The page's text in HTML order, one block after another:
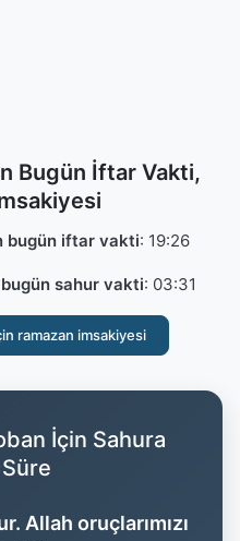
Bugün İftar Vakti,
bugün iftar vakti: 19:26
sahur vakti: 03:31
ramazan imsakiyesi
İçin Sahura
Allah oruçlarımızı